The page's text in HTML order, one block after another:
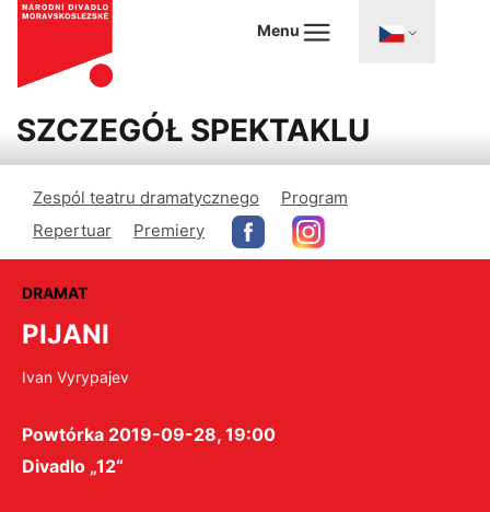
Menu
SZCZEGÓŁ SPEKTAKLU
Zespól teatru dramatycznego
Program
Repertuar
Premiery
DRAMAT
PIJANI
Ivan Vyrypajev
Powtórka 2019-09-28, 19:00
Divadlo „12“